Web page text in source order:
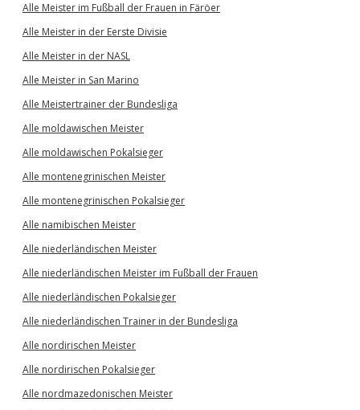
Alle Meister im Fußball der Frauen in Färöer
Alle Meister in der Eerste Divisie
Alle Meister in der NASL
Alle Meister in San Marino
Alle Meistertrainer der Bundesliga
Alle moldawischen Meister
Alle moldawischen Pokalsieger
Alle montenegrinischen Meister
Alle montenegrinischen Pokalsieger
Alle namibischen Meister
Alle niederländischen Meister
Alle niederländischen Meister im Fußball der Frauen
Alle niederländischen Pokalsieger
Alle niederländischen Trainer in der Bundesliga
Alle nordirischen Meister
Alle nordirischen Pokalsieger
Alle nordmazedonischen Meister